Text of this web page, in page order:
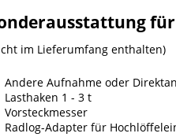
für
im Lieferumfang enthalten)
Andere Aufnahme oder
Lasthaken 1 - 3 t
Vorsteckmesser
Radlog-Adapter für